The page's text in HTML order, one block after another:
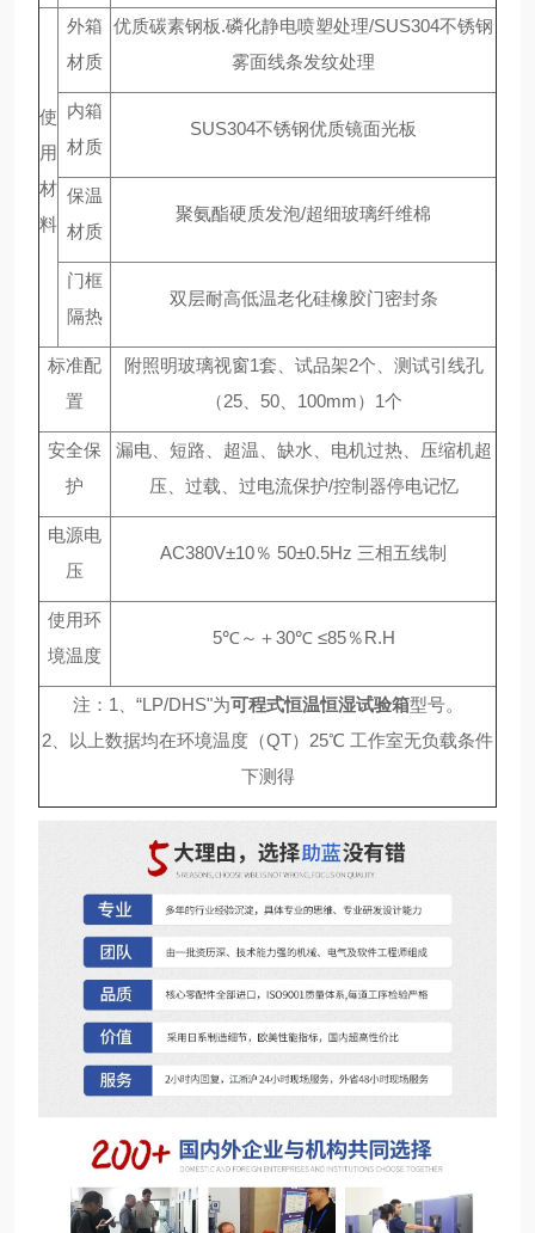
使
用
材
料
外箱
材质
优质碳素钢板.磷化静电喷塑处理/SUS304不锈钢
雾面线条发纹处理
内箱
材质
SUS304不锈钢优质镜面光板
保温
材质
聚氨酯硬质发泡/超细玻璃纤维棉
门框
隔热
双层耐高低温老化硅橡胶门密封条
标准配
置
附照明玻璃视窗1套、试品架2个、测试引线孔
（25、50、100mm）1个
安全保
护
漏电、短路、超温、缺水、电机过热、压缩机超
压、过载、过电流保护/控制器停电记忆
电源电
压
AC380V±10％ 50±0.5Hz 三相五线制
使用环
境温度
5℃～＋30℃ ≤85％R.H
注：1、“LP/DHS"为可程式恒温恒湿试验箱型号。
2、以上数据均在环境温度（QT）25℃ 工作室无负载条件
下测得